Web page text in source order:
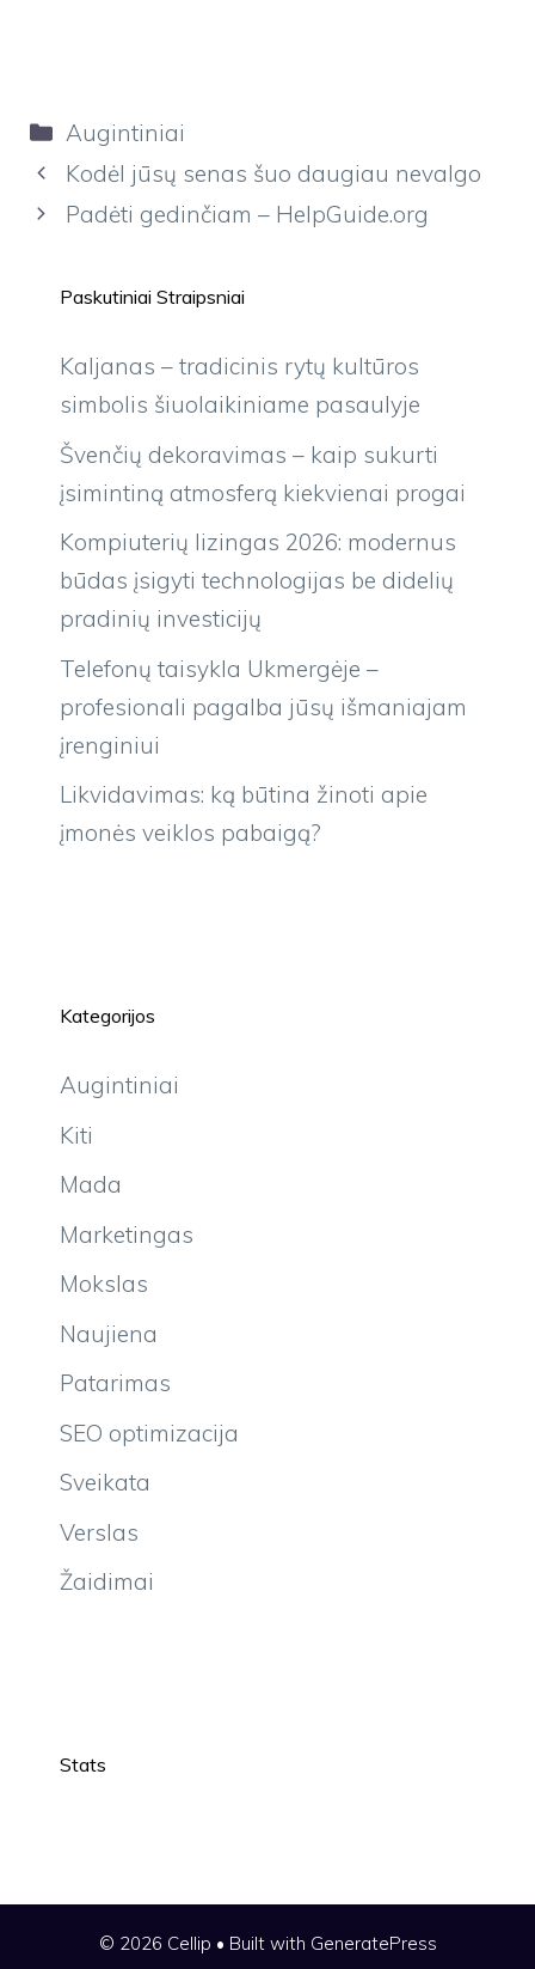
Kategorijos
Augintiniai
Kodėl jūsų senas šuo daugiau nevalgo
Padėti gedinčiam – HelpGuide.org
Paskutiniai Straipsniai
Kaljanas – tradicinis rytų kultūros
simbolis šiuolaikiniame pasaulyje
Švenčių dekoravimas – kaip sukurti
įsimintiną atmosferą kiekvienai progai
Kompiuterių lizingas 2026: modernus
būdas įsigyti technologijas be didelių
pradinių investicijų
Telefonų taisykla Ukmergėje –
profesionali pagalba jūsų išmaniajam
įrenginiui
Likvidavimas: ką būtina žinoti apie
įmonės veiklos pabaigą?
Kategorijos
Augintiniai
Kiti
Mada
Marketingas
Mokslas
Naujiena
Patarimas
SEO optimizacija
Sveikata
Verslas
Žaidimai
Stats
© 2026 Cellip • Built with GeneratePress